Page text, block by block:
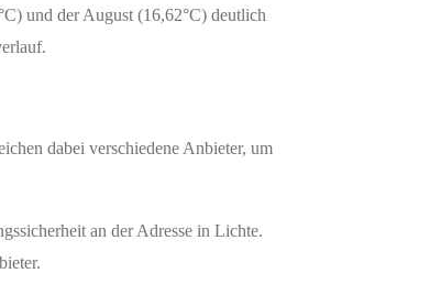
und der August (16,62°C) deutlich
dabei verschiedene Anbieter, um
an der Adresse in Lichte.